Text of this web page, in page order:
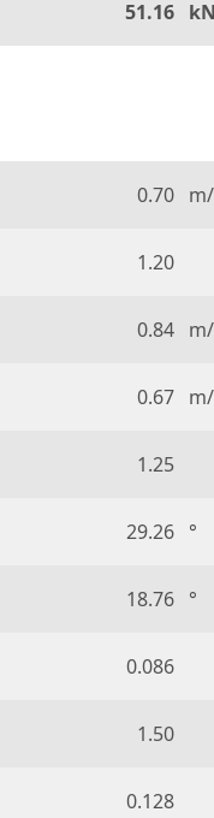
51.16
0.70
1.20
0.84
0.67
1.25
29.26 °
18.76 °
0.086
1.50
0.128